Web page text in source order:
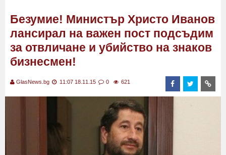
Безумие! Министър Христо Иванов
лансирал на важен пост подсъдим
за отвличане и убийство на знаков
бизнесмен!
GlasNews.bg 11:07 18.11.15 0 621